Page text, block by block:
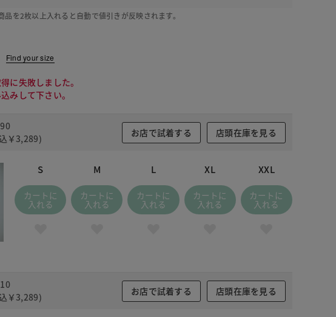
を2枚以上入れると自動で値引きが反映されます。
Find your size
に失敗しました。
みして下さい。
￥3,289)
お店で試着する 店頭在庫を見る
S
カートに
入れる
M
カートに
入れる
L
カートに
入れる
XL
カートに
入れる
XXL
カートに
入れる
￥3,289)
お店で試着する 店頭在庫を見る